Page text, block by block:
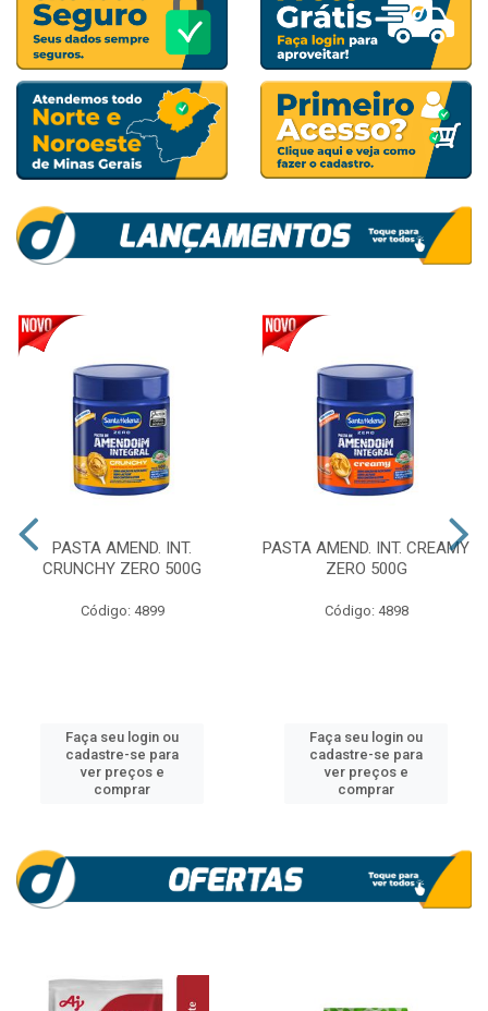
PASTA AMEND. INT.
CRUNCHY ZERO 500G
Código: 4899
Faça seu login ou
cadastre-se para
ver preços e
comprar
PASTA AMEND. INT. CREAMY
ZERO 500G
Código: 4898
Faça seu login ou
cadastre-se para
ver preços e
comprar